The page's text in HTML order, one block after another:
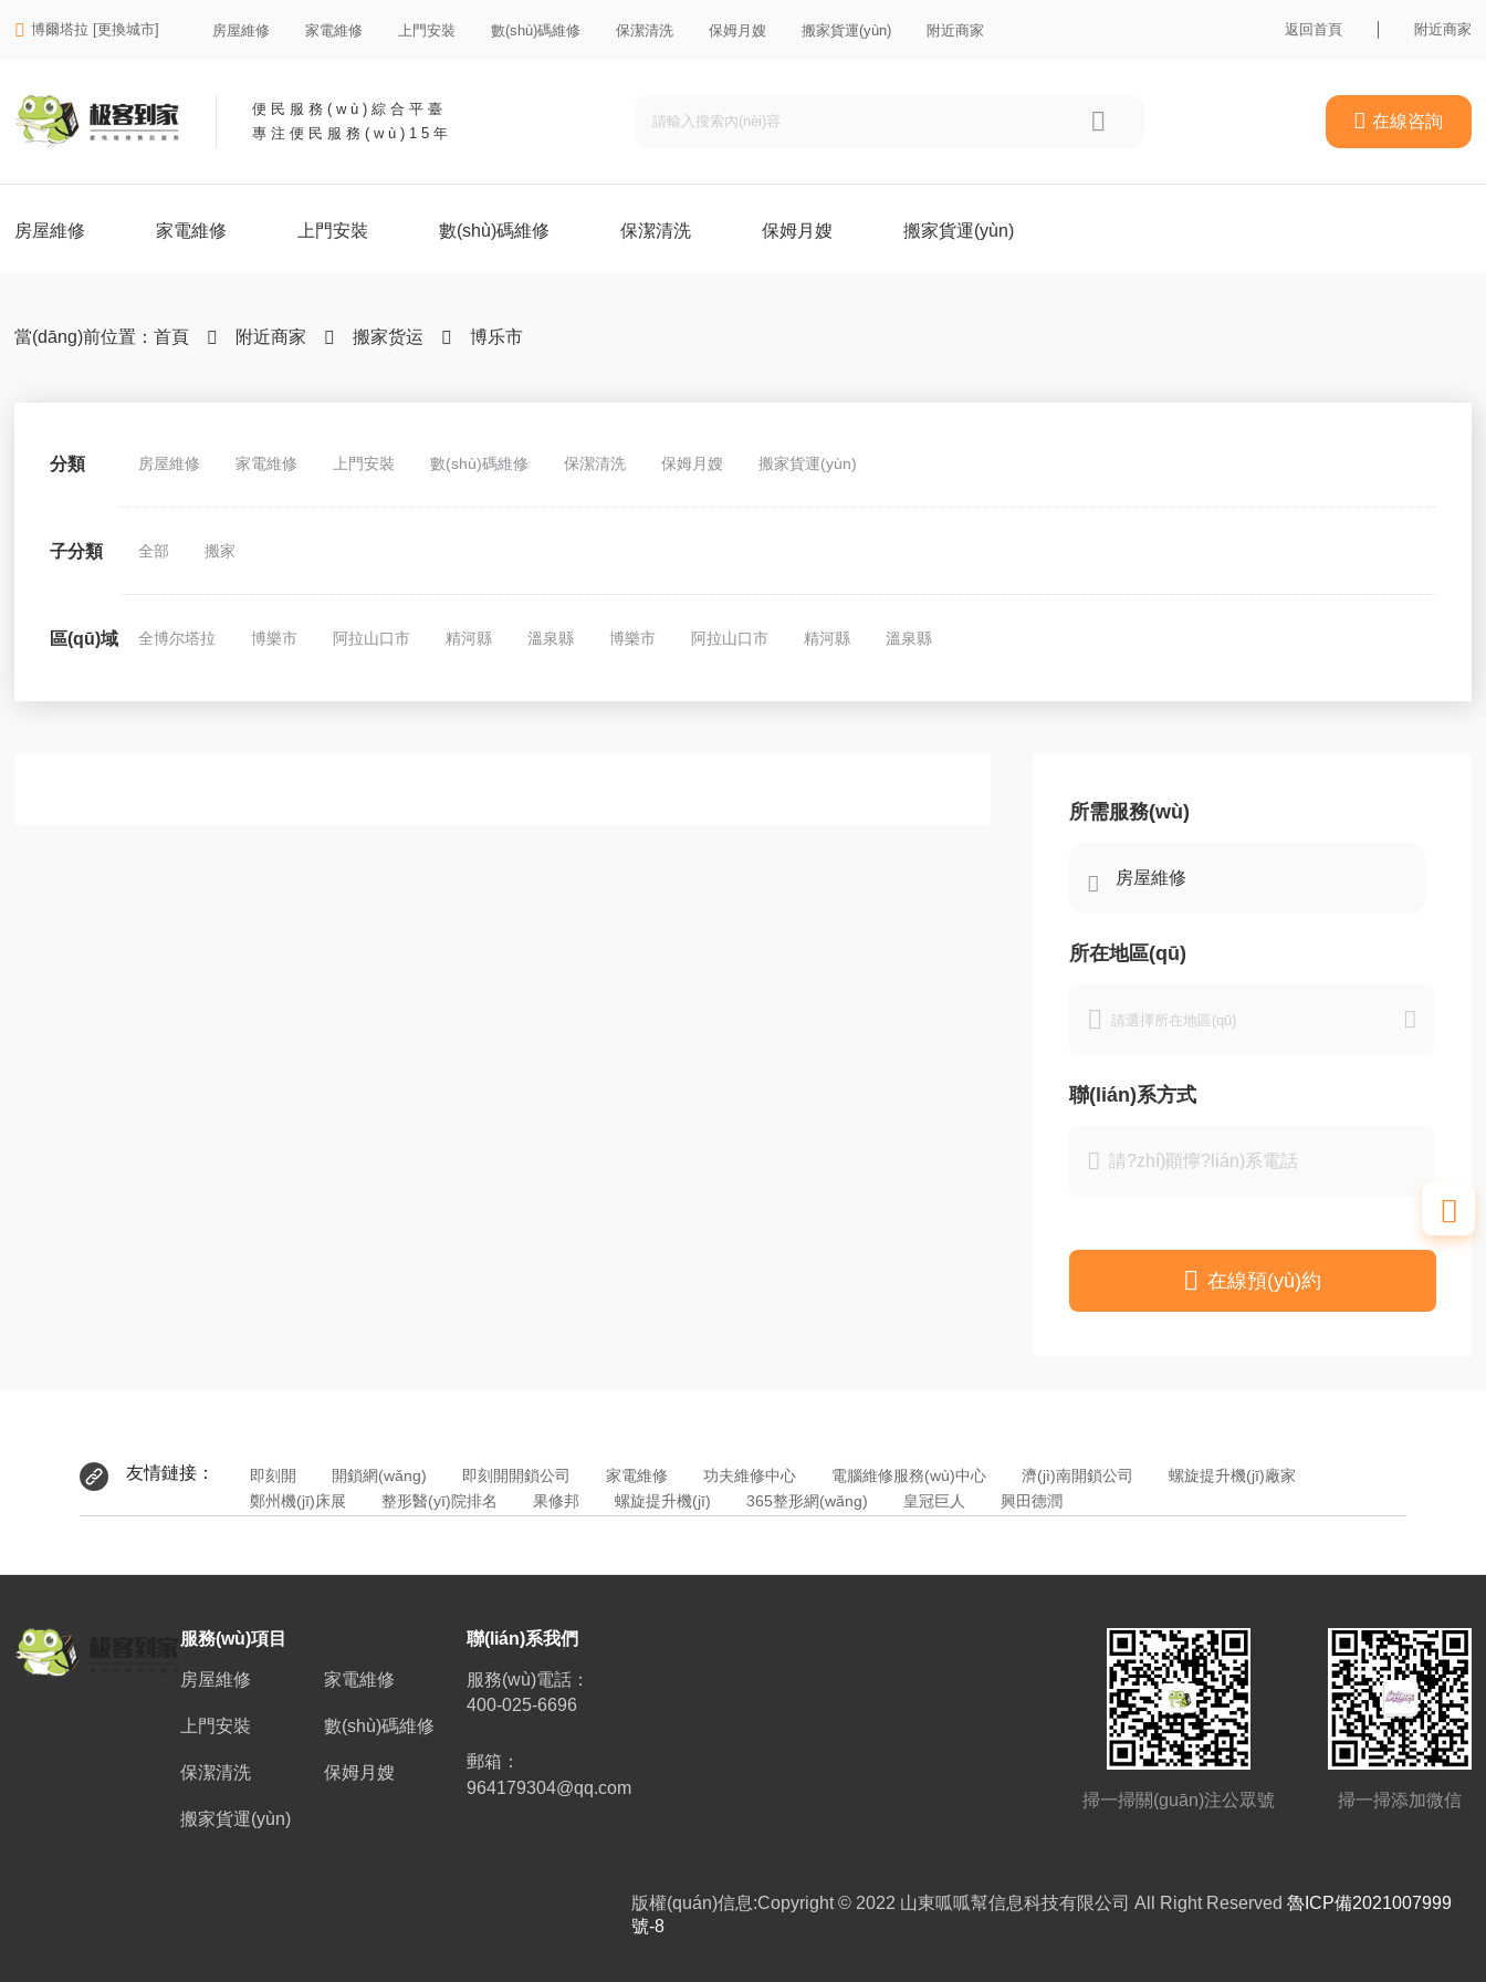
 博爾塔拉 [更換城市] 房屋維修 家電維修 上門安裝 數(shù)碼維修 保潔清洗 保姆月嫂 搬家貨運(yùn) 附近商家 返回首頁 附近商家
便民服務(wù)綜合平臺
專注便民服務(wù)15年
  在線咨詢
房屋維修 家電維修 上門安裝 數(shù)碼維修 保潔清洗 保姆月嫂 搬家貨運(yùn)
當(dāng)前位置：首頁  附近商家  搬家货运  博乐市
分類 房屋維修 家電維修 上門安裝 數(shù)碼維修 保潔清洗 保姆月嫂 搬家貨運(yùn)
子分類 全部 搬家
區(qū)域 全博尔塔拉 博樂市 阿拉山口市 精河縣 溫泉縣 博樂市 阿拉山口市 精河縣 溫泉縣
所需服務(wù)

所在地區(qū)
 
聯(lián)系方式

 在線預(yù)約

友情鏈接： 即刻開 開鎖網(wǎng) 即刻開開鎖公司 家電維修 功夫維修中心 電腦維修服務(wù)中心 濟(jì)南開鎖公司
螺旋提升機(jī)廠家
鄭州機(jī)床展
整形醫(yī)院排名 果修邦 螺旋提升機(jī) 365整形網(wǎng) 皇冠巨人 興田德潤
服務(wù)項目
房屋維修 家電維修
上門安裝 數(shù)碼維修
保潔清洗 保姆月嫂
搬家貨運(yùn)
聯(lián)系我們
服務(wù)電話：
400-025-6696
郵箱：
964179304@qq.com
掃一掃關(guān)注公眾號 掃一掃添加微信
版權(quán)信息:Copyright © 2022 山東呱呱幫信息科技有限公司 All Right Reserved魯ICP備2021007999
號-8